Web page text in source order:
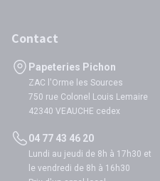
Contact
Papeteries Pichon
ZAC l'Orme les Sources
750 rue Colonel Louis Lemaire
42340 VEAUCHE cedex
04 77 43 46 20
Lundi au jeudi de 8h à 17h30 et
le vendredi de 8h à 16h30